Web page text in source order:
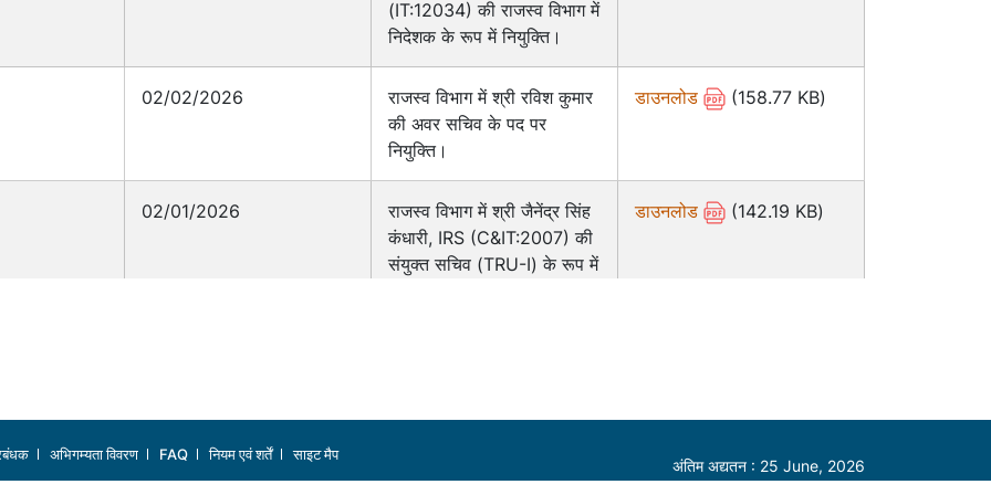
(IT:12034) की राजस्व विभाग में
निदेशक के रूप में नियुक्ति।
02/02/2026
राजस्व विभाग में श्री रविश कुमार
की अवर सचिव के पद पर
नियुक्ति।
डाउनलोड (158.77 KB)
02/01/2026
राजस्व विभाग में श्री जैनेंद्र सिंह
कंधारी, IRS (C&IT:2007) की
संयुक्त सचिव (TRU-I) के रूप में
डाउनलोड (142.19 KB)
Director General in
अभिगम्यता विवरण FAQ नियम एवं शर्तें साइट मैप
, भारत सरकार.
अंतिम अद्यतन : 25 June, 2026